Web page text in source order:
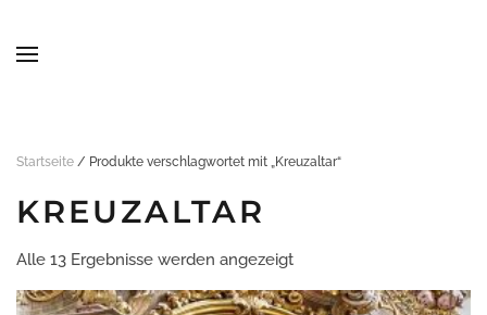
Startseite / Produkte verschlagwortet mit „Kreuzaltar“
KREUZALTAR
Alle 13 Ergebnisse werden angezeigt